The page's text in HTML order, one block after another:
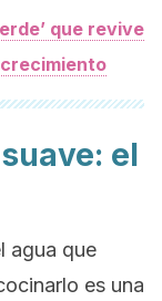
que revive
el
agua que
es una